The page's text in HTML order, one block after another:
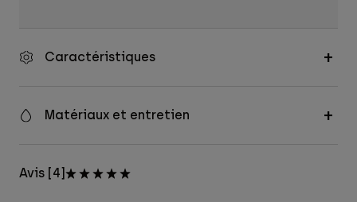
Caractéristiques
Matériaux et entretien
Avis [4]